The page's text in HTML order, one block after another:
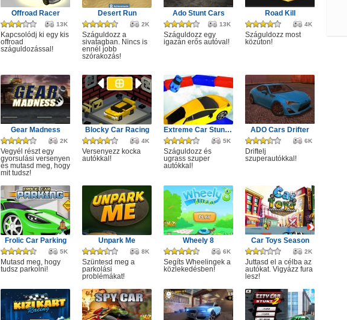
Offroad Racer
13K
Kapcsolódj ki egy kis
offroad
száguldozással!
Desert Run
2K
Száguldozz a
sivatagban. Nincs is
ennél jobb
szórakozás!
Ado Stunt Cars
13K
Száguldozz egy
igazán erős autóval!
Road Kill
4K
Száguldozz most
közúton!
Gear Madness
2K
Vegyél részt egy
gyorsulási versenyen
és mutasd meg, hogy
mit tudsz!
Blocky Car Racing
4K
Versenyezz kocka
autókkal!
Extreme Car Stunts 3D
5K
Száguldozz és
ugrass szuper
autókkal!
ADO Cars Drifter
6K
Driftelj
szuperautókkal!
Frolic Car Parking
5K
Mutasd meg, hogy
tudsz parkolni!
Unpark Me
8K
Szüntesd meg a
parkolási
problémákat!
Wheely 8
6K
Segíts Wheelingek a
közlekedésben!
Car Toys Season
2K
Juttasd el a célba az
autókat. Vigyázz fura
lesz!